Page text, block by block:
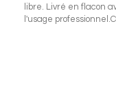
libre. Livré en flacon
l'usage